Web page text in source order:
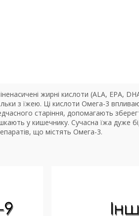
жирні кислоти (ALA, EPA,
з їжею. Ці кислоти Омега-3
старіння, допомагають
у кишечнику. Сучасна їжа дуже
що містять Омега-3.